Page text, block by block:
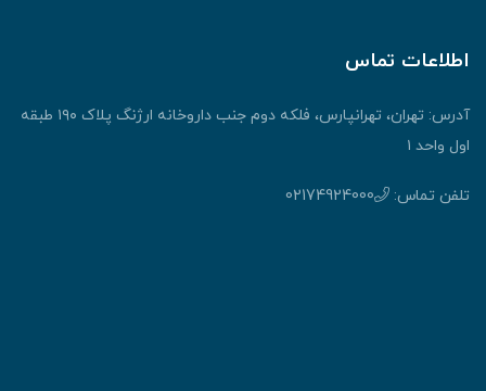
اطلاعات تماس
آدرس: تهران، تهرانپارس، فلکه دوم جنب داروخانه ارژنگ پلاک ۱۹۰ طبقه
اول واحد ۱
تلفن تماس: 02174924000